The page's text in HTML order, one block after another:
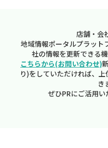
店舗・会
地域情報ポータルプラット
社の情報を更新できる
こちらから(お問い合わせ)
り)をしていただければ、
き
ぜひPRにご活用い